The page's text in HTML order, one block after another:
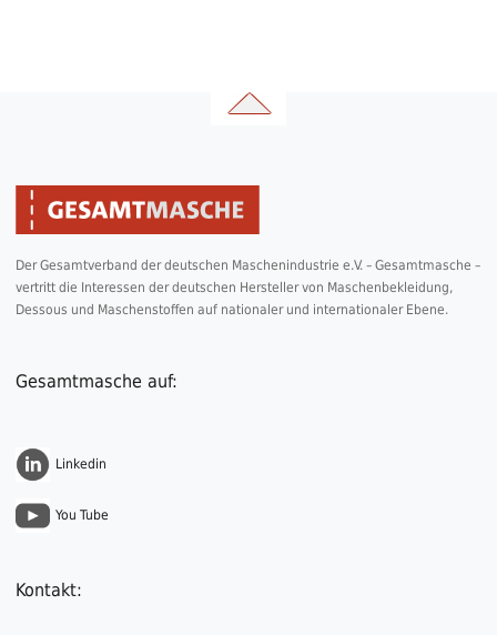
Der Gesamtverband der deutschen Maschenindustrie e.V. – Gesamtmasche –
vertritt die Interessen der deutschen Hersteller von Maschenbekleidung,
Dessous und Maschenstoffen auf nationaler und internationaler Ebene.
Gesamtmasche auf:
Linkedin
You Tube
Kontakt: